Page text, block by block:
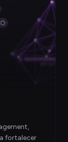
fortalecer